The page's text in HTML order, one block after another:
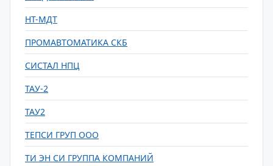
НТ-МДТ
ПРОМАВТОМАТИКА СКБ
СИСТАЛ НПЦ
ТАУ-2
ТАУ2
ТЕПСИ ГРУП ООО
ТИ ЭН СИ ГРУППА КОМПАНИЙ